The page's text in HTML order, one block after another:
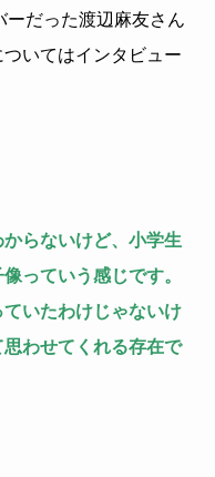
だった渡辺麻友さん
いてはインタビュー
からないけど、小学生
っていう感じです。
いたわけじゃないけ
わせてくれる存在で